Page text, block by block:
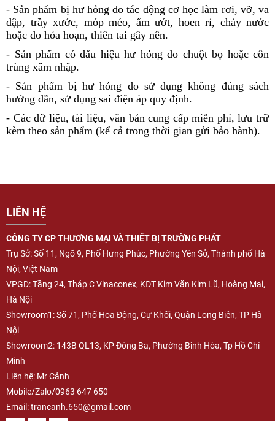
- Sản phẩm bị hư hỏng do tác động cơ học làm rơi, vỡ, va
đập, trầy xước, móp méo, ẩm ướt, hoen rỉ, chảy nước
hoặc do hỏa hoạn, thiên tai gây nên.
- Sản phẩm có dấu hiệu hư hỏng do chuột bọ hoặc côn
trùng xâm nhập.
- Sản phẩm bị hư hỏng do sử dụng không đúng sách
hướng dẫn, sử dụng sai điện áp quy định.
- Các dữ liệu, tài liệu, văn bản cung cấp miễn phí, lưu trữ
kèm theo sản phẩm (kể cả trong thời gian gửi bảo hành).
LIÊN HỆ
CÔNG TY CP THƯƠNG MẠI VÀ THIẾT BỊ TRƯỜNG PHÁT
Trụ Sở: Số 11, Ngõ 9, Phố Hưng Phúc, Phường Yên Sở, Thành phố Hà
Nội, Việt Nam
VPGD: Tầng 24, Tháp C Vinaconex, KĐT Kim Văn Kim Lũ, Hoàng Mai,
Hà Nội
Showroom1: Số 71, Phố Hoa Động, Cự Khối, Quận Long Biên, TP Hà
Nội
Showroom2: 143B QL13, KP Đông Ba, Phường Bình Hòa, Tp Hồ Chí
Minh
Liên hệ: Mr Cảnh
Mobile/Zalo/0963 647 650
Email:trancanh.650@gmail.com